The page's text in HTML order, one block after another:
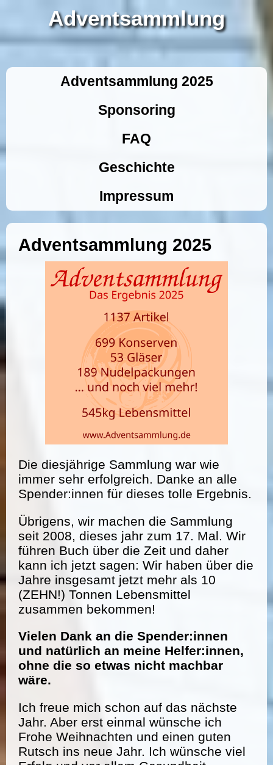
Adventsammlung
Adventsammlung 2025
Sponsoring
FAQ
Geschichte
Impressum
Adventsammlung 2025
Die diesjährige Sammlung war wie
immer sehr erfolgreich. Danke an alle
Spender:innen für dieses tolle Ergebnis.
Übrigens, wir machen die Sammlung
seit 2008, dieses jahr zum 17. Mal. Wir
führen Buch über die Zeit und daher
kann ich jetzt sagen: Wir haben über die
Jahre insgesamt jetzt mehr als 10
(ZEHN!) Tonnen Lebensmittel
zusammen bekommen!
Vielen Dank an die Spender:innen
und natürlich an meine Helfer:innen,
ohne die so etwas nicht machbar
wäre.
Ich freue mich schon auf das nächste
Jahr. Aber erst einmal wünsche ich
Frohe Weihnachten und einen guten
Rutsch ins neue Jahr. Ich wünsche viel